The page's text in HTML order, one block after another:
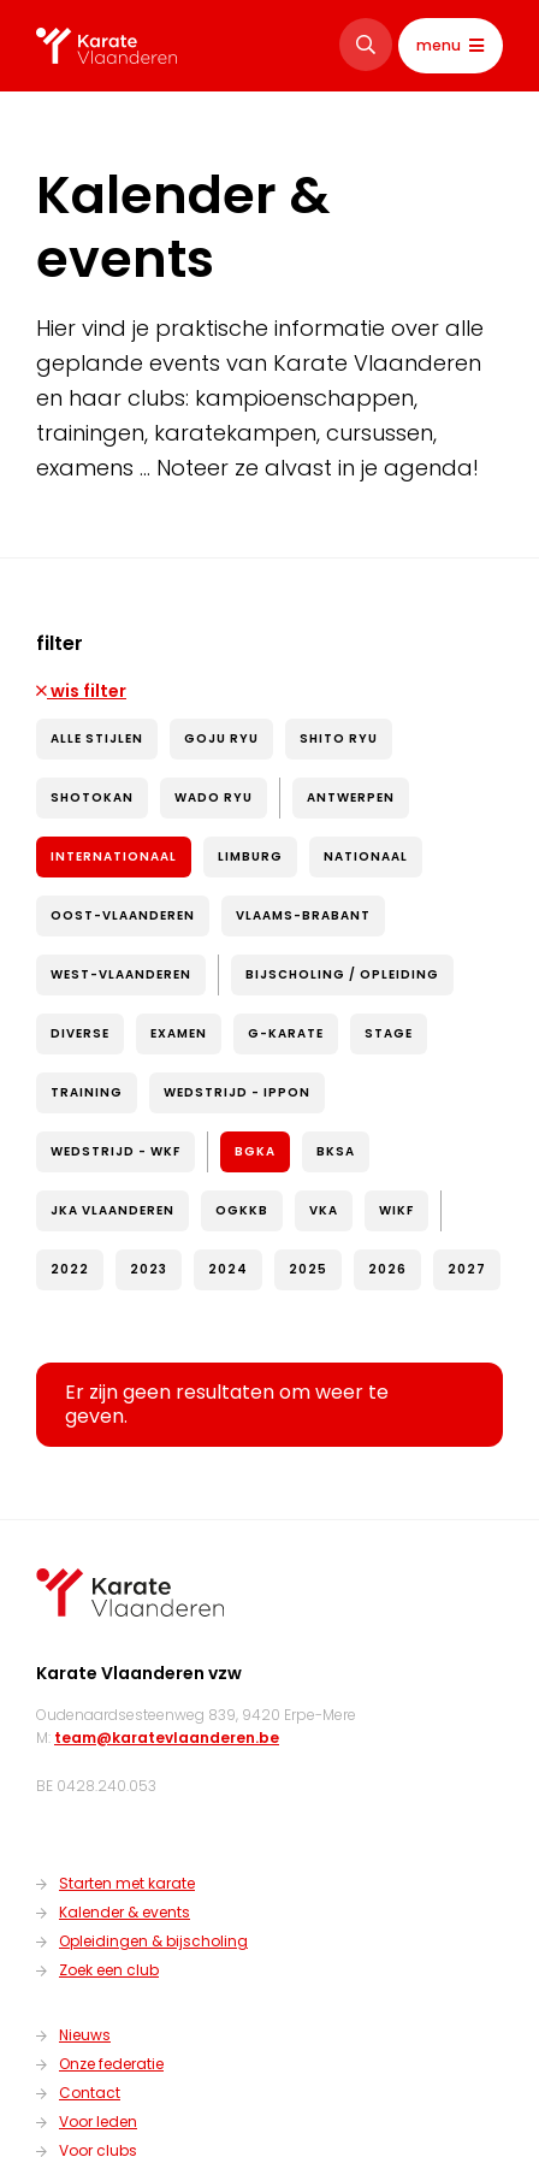
menu
Kalender &
events
Hier vind je praktische informatie over alle
geplande events van Karate Vlaanderen
en haar clubs: kampioenschappen,
trainingen, karatekampen, cursussen,
examens … Noteer ze alvast in je agenda!
filter
wis filter
ALLE STIJLEN GOJU RYU SHITO RYU
SHOTOKAN WADO RYU ANTWERPEN
INTERNATIONAAL LIMBURG NATIONAAL
OOST-VLAANDEREN VLAAMS-BRABANT
WEST-VLAANDEREN BIJSCHOLING / OPLEIDING
DIVERSE EXAMEN G-KARATE STAGE
TRAINING WEDSTRIJD - IPPON
WEDSTRIJD - WKF BGKA BKSA
JKA VLAANDEREN OGKKB VKA WIKF
2022 2023 2024 2025 2026 2027
Er zijn geen resultaten om weer te
geven.
Karate Vlaanderen vzw
Oudenaardsesteenweg 839, 9420 Erpe-Mere
M: team@karatevlaanderen.be
BE 0428.240.053
Starten met karate
Kalender & events
Opleidingen & bijscholing
Zoek een club
Nieuws
Onze federatie
Contact
Voor leden
Voor clubs